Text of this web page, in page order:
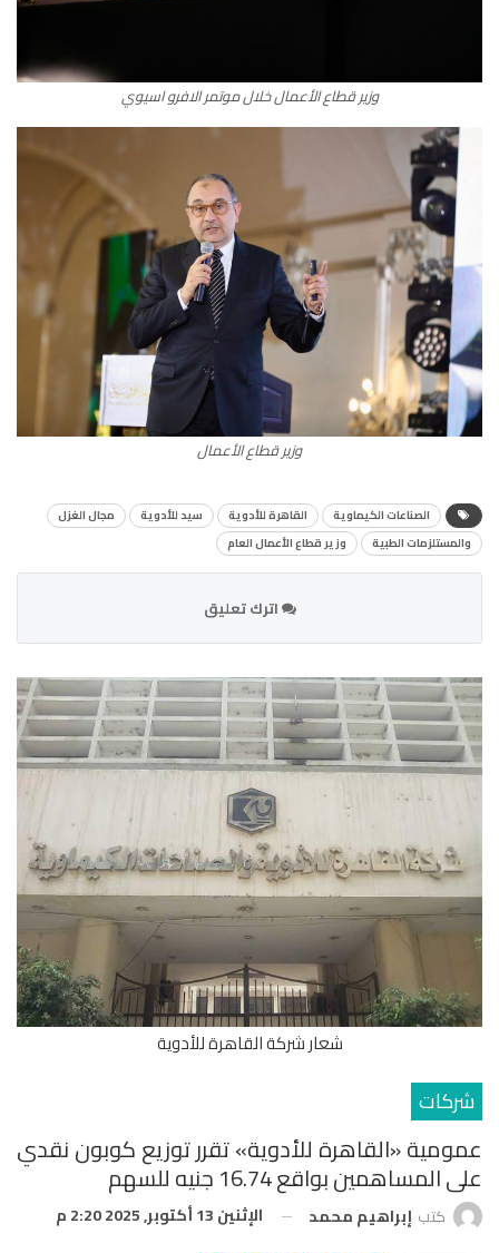
وزير قطاع الأعمال خلال موتمر الافرو اسيوي
وزير قطاع الأعمال
الصناعات الكيماوية القاهرة للأدوية سيد للأدوية
مجال الغزل
والمستلزمات الطبية
وزير قطاع الأعمال العام
اترك تعليق
شعار شركة القاهرة للأدوية
شركات
عمومية «القاهرة للأدوية» تقرر توزيع كوبون نقدي
على المساهمين بواقع 16.74 جنيه للسهم
كتب إبراهيم محمد الإثنين 13 أكتوبر, 2025 2:20 م